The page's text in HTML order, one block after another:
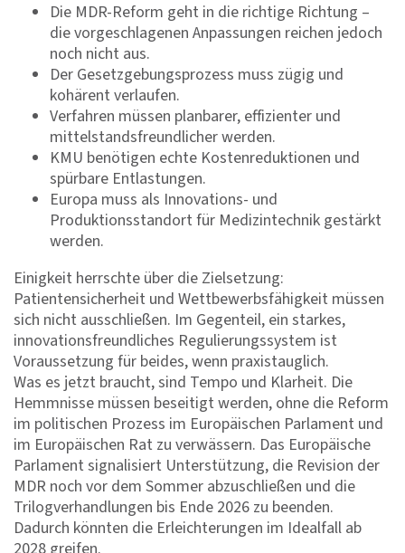
Die MDR-Reform geht in die richtige Richtung –
die vorgeschlagenen Anpassungen reichen jedoch
noch nicht aus.
Der Gesetzgebungsprozess muss zügig und
kohärent verlaufen.
Verfahren müssen planbarer, effizienter und
mittelstandsfreundlicher werden.
KMU benötigen echte Kostenreduktionen und
spürbare Entlastungen.
Europa muss als Innovations- und
Produktionsstandort für Medizintechnik gestärkt
werden.
Einigkeit herrschte über die Zielsetzung:
Patientensicherheit und Wettbewerbsfähigkeit müssen
sich nicht ausschließen. Im Gegenteil, ein starkes,
innovationsfreundliches Regulierungssystem ist
Voraussetzung für beides, wenn praxistauglich.
Was es jetzt braucht, sind Tempo und Klarheit. Die
Hemmnisse müssen beseitigt werden, ohne die Reform
im politischen Prozess im Europäischen Parlament und
im Europäischen Rat zu verwässern. Das Europäische
Parlament signalisiert Unterstützung, die Revision der
MDR noch vor dem Sommer abzuschließen und die
Trilogverhandlungen bis Ende 2026 zu beenden.
Dadurch könnten die Erleichterungen im Idealfall ab
2028 greifen.